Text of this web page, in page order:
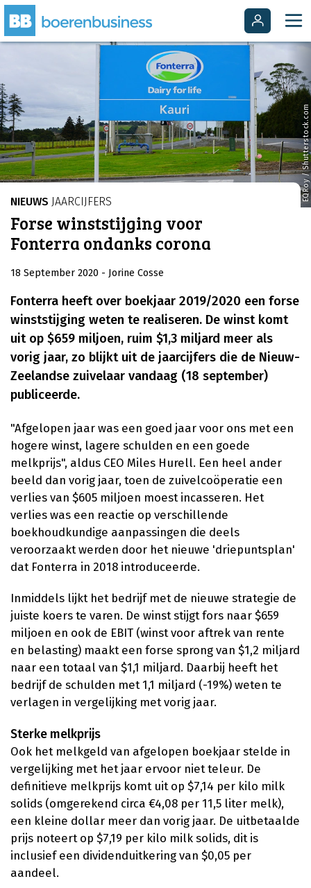
EQRoy / Shutterstock.com
NIEUWS JAARCIJFERS
Forse winststijging voor
Fonterra ondanks corona
18 September 2020 - Jorine Cosse
Fonterra heeft over boekjaar 2019/2020 een forse
winststijging weten te realiseren. De winst komt
uit op $659 miljoen, ruim $1,3 miljard meer als
vorig jaar, zo blijkt uit de jaarcijfers die de Nieuw-
Zeelandse zuivelaar vandaag (18 september)
publiceerde.
"Afgelopen jaar was een goed jaar voor ons met een
hogere winst, lagere schulden en een goede
melkprijs", aldus CEO Miles Hurell. Een heel ander
beeld dan vorig jaar, toen de zuivelcoöperatie een
verlies van $605 miljoen moest incasseren. Het
verlies was een reactie op verschillende
boekhoudkundige aanpassingen die deels
veroorzaakt werden door het nieuwe 'driepuntsplan'
dat Fonterra in 2018 introduceerde.
Inmiddels lijkt het bedrijf met de nieuwe strategie de
juiste koers te varen. De winst stijgt fors naar $659
miljoen en ook de EBIT (winst voor aftrek van rente
en belasting) maakt een forse sprong van $1,2 miljard
naar een totaal van $1,1 miljard. Daarbij heeft het
bedrijf de schulden met 1,1 miljard (-19%) weten te
verlagen in vergelijking met vorig jaar.
Sterke melkprijs
Ook het melkgeld van afgelopen boekjaar stelde in
vergelijking met het jaar ervoor niet teleur. De
definitieve melkprijs komt uit op $7,14 per kilo milk
solids (omgerekend circa €4,08 per 11,5 liter melk),
een kleine dollar meer dan vorig jaar. De uitbetaalde
prijs noteert op $7,19 per kilo milk solids, dit is
inclusief een dividenduitkering van $0,05 per
aandeel.